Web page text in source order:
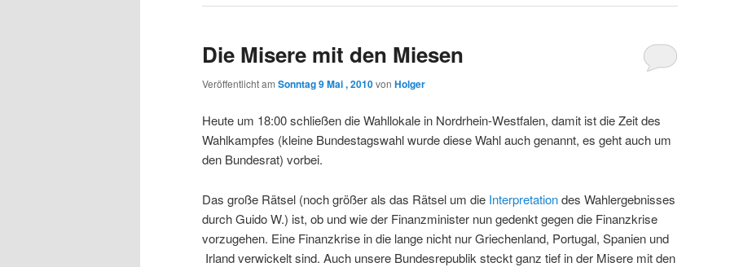
Die Misere mit den Miesen
Veröffentlicht am Sonntag 9 Mai , 2010von Holger
Heute um 18:00 schließen die Wahllokale in Nordrhein-Westfalen, damit ist die Zeit des
Wahlkampfes (kleine Bundestagswahl wurde diese Wahl auch genannt, es geht auch um
den Bundesrat) vorbei.
Das große Rätsel (noch größer als das Rätsel um die Interpretationdes Wahlergebnisses
durch Guido W.) ist, ob und wie der Finanzminister nun gedenkt gegen die Finanzkrise
vorzugehen. Eine Finanzkrise in die lange nicht nur Griechenland, Portugal, Spanien und
Irland verwickelt sind. Auch unsere Bundesrepublik steckt ganz tief in der Misere mit den